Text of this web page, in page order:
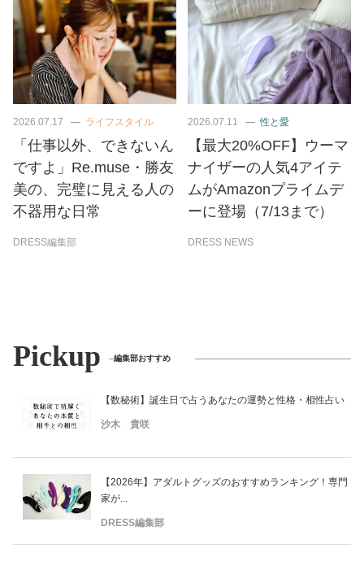
2026.07.17 ライフスタイル
「仕事以外、できないん
ですよ」Re.muse・勝友
美の、完璧に見える人の
不器用な日常
DRESS編集部
2026.07.11 性と愛
【最大20%OFF】ウーマ
ナイザーの人気4アイテ
ムがAmazonプライムデ
ーに登場（7/13まで）
DRESS NEWS
Pickup 編集部おすすめ
【数秘術】誕生日で占うあなたの運勢と性格・相性占い
沙木 貴咲
【2026年】アダルトグッズのおすすめランキング！専門
家が...
DRESS編集部